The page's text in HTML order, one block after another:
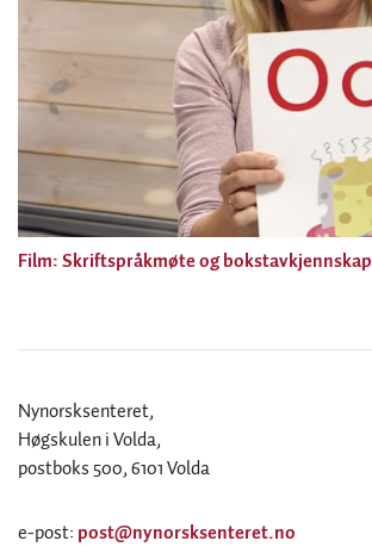
Film: Skriftspråkmøte og bokstavkjennskap
Nynorsksenteret,
Høgskulen i Volda,
postboks 500, 6101 Volda
e-post: post@nynorsksenteret.no